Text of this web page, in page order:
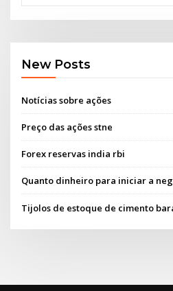
New Posts
Notícias sobre ações
Preço das ações stne
Forex reservas india rbi
Quanto dinheiro para iniciar a
Tijolos de estoque de cimento